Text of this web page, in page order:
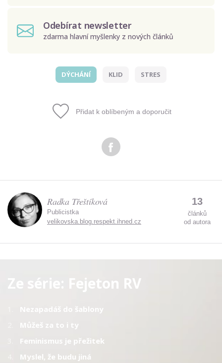
Odebírat newsletter
zdarma hlavní myšlenky z nových článků
Zadáním e-mailu souhlasíte se zpracováním osobních
DÝCHÁNÍ KLID STRES
Přidat k oblíbeným a doporučit
Radka Třeštíková
Publicistka
velikovska.blog.respekt.ihned.cz
13
článků
od autora
Fejeton RV
Nezapadáš do šablony
Můžeš za to i ty
Feminismus je přežitek
Myslel, že budu jiná